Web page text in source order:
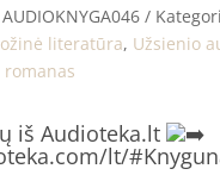
AUDIOKNYGA046
literatūra, Užsienio
romanas
iš Audioteka.lt
lt/